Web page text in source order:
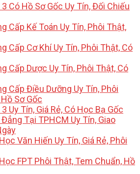
Có Hồ Sơ Gốc Uy Tín, Đối Chiếu
Cấp Kế Toán Uy Tín, Phôi Thật,
Cấp Cơ Khí Uy Tín, Phôi Thật, Có
Cấp Dược Uy Tín, Phôi Thật, Có
Cấp Điều Dưỡng Uy Tín, Phôi
Sơ Gốc
Uy Tín, Giá Rẻ, Có Học Bạ Gốc
Tại TPHCM Uy Tín, Giao
Văn Hiến Uy Tín, Giá Rẻ, Phôi
FPT Phôi Thật, Tem Chuẩn, Hồ